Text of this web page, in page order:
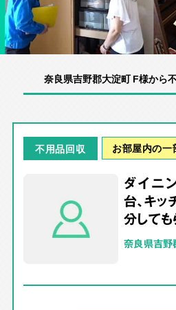
奈良県吉野郡大淀町 F様から
不用品回収 お部屋内の一
ダイニ
台、キッ
分しても
奈良県吉